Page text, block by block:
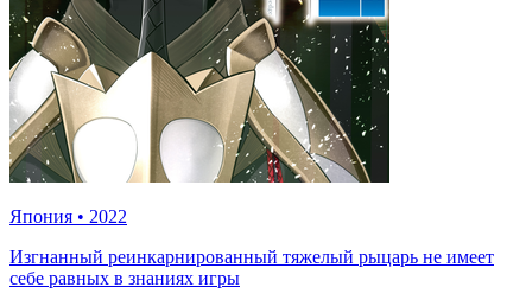
Япония • 2022
Изгнанный реинкарнированный тяжелый рыцарь не имеет
себе равных в знаниях игры